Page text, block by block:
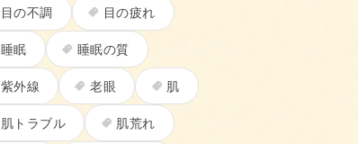
目の不調 目の疲れ
睡眠 睡眠の質
紫外線 老眼 肌
肌トラブル 肌荒れ